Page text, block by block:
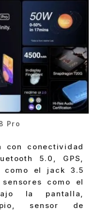
Pro
con conectividad
5.0, GPS,
como el jack 3.5
como el
la pantalla,
sensor de